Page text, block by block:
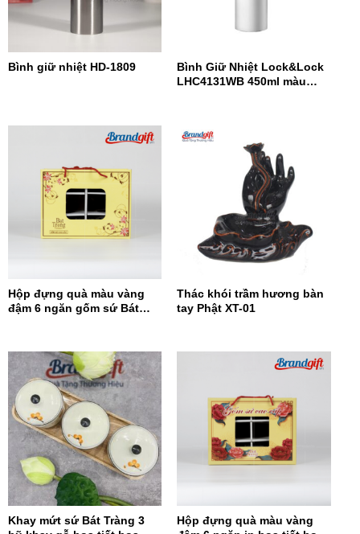
Bình giữ nhiệt HD-1809
Bình Giữ Nhiệt Lock&Lock
LHC4131WB 450ml màu
Hộp đựng quà màu vàng
đậm 6 ngăn gốm sứ Bát
Thác khói trầm hương bàn
tay Phật XT-01
Khay mứt sứ Bát Tràng 3
Hộp đựng quà màu vàng